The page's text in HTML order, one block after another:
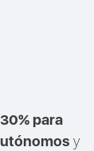
para
y